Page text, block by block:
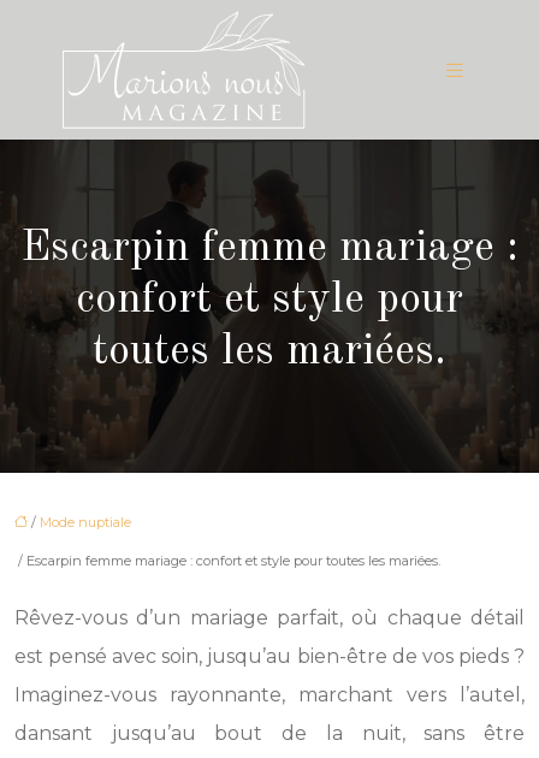
Escarpin femme mariage :
confort et style pour
toutes les mariées.
/ Mode nuptiale
/ Escarpin femme mariage : confort et style pour toutes les mariées.
Rêvez-vous d’un mariage parfait, où chaque détail
est pensé avec soin, jusqu’au bien-être de vos pieds ?
Imaginez-vous rayonnante, marchant vers l’autel,
dansant jusqu’au bout de la nuit, sans être